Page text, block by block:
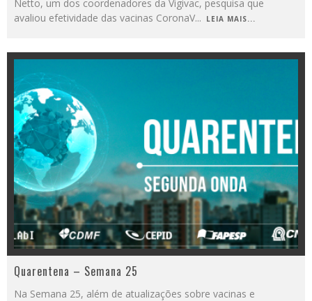
Netto, um dos coordenadores da Vigivac, pesquisa que
avaliou efetividade das vacinas CoronaV... LEIA MAIS...
Quarentena – Semana 25
Na Semana 25, além de atualizações sobre vacinas e